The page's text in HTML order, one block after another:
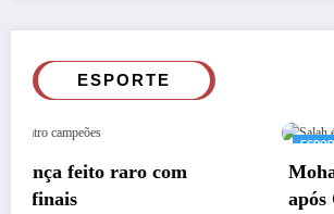
ESPORTE
Mohamed Salah lidera
após Copa histórica